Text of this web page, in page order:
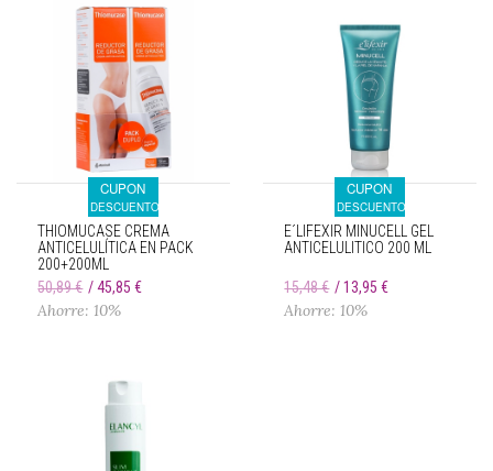
CUPON
DESCUENTO
THIOMUCASE CREMA
ANTICELULÍTICA EN PACK
200+200ML
50,89 €
45,85 €
Ahorre: 10%
CUPON
DESCUENTO
E´LIFEXIR MINUCELL GEL
ANTICELULITICO 200 ML
15,48 € 13,95 €
Ahorre: 10%